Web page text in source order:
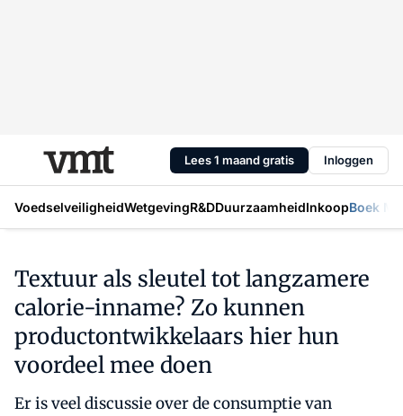
Lees 1 maand gratis Inloggen
VoedselveiligheidWetgevingR&DDuurzaamheidInkoopBoek
Textuur als sleutel tot langzamere
calorie-inname? Zo kunnen
productontwikkelaars hier hun
voordeel mee doen
Er is veel discussie over de consumptie van